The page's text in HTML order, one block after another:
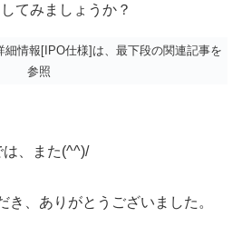
てみましょうか？
細情報[IPO仕様]は、最下段の関連記事を
参照
は、また(^^)/
き、ありがとうございました。